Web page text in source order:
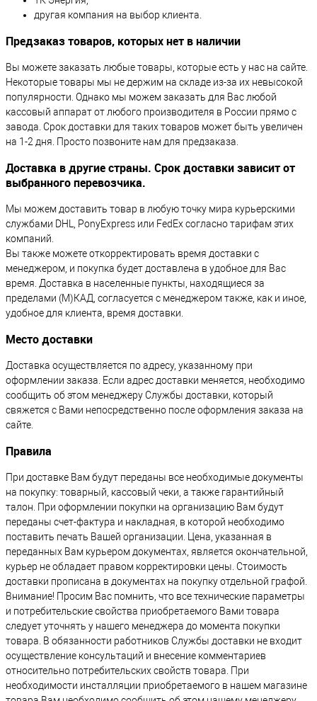
другая компания на выбор клиента.
Предзаказ товаров, которых нет в наличии
Вы можете заказать любые товары, которые есть у нас на сайте.
Некоторые товары мы не держим на складе из-за их невысокой
популярности. Однако мы можем заказать для Вас любой
кассовый аппарат от любого производителя в России прямо с
завода. Срок доставки для таких товаров может быть увеличен
на 1-2 дня. Просто позвоните нам для предзаказа.
Доставка в другие страны. Срок доставки зависит от
выбранного перевозчика.
Мы можем доставить товар в любую точку мира курьерскими
службами DHL, PonyExpress или FedEx согласно тарифам этих
компаний.
Вы также можете откорректировать время доставки с
менеджером, и покупка будет доставлена в удобное для Вас
время. Доставка в населенные пункты, находящиеся за
пределами (М)КАД, согласуется с менеджером также, как и иное,
удобное для клиента, время доставки.
Место доставки
Доставка осуществляется по адресу, указанному при
оформлении заказа. Если адрес доставки меняется, необходимо
сообщить об этом менеджеру Службы доставки, который
свяжется с Вами непосредственно после оформления заказа на
сайте.
Правила
При доставке Вам будут переданы все необходимые документы
на покупку: товарный, кассовый чеки, а также гарантийный
талон. При оформлении покупки на организацию Вам будут
переданы счет-фактура и накладная, в которой необходимо
поставить печать Вашей организации. Цена, указанная в
переданных Вам курьером документах, является окончательной,
курьер не обладает правом корректировки цены. Стоимость
доставки прописана в документах на покупку отдельной графой.
Внимание! Просим Вас помнить, что все технические параметры
и потребительские свойства приобретаемого Вами товара
следует уточнять у нашего менеджера до момента покупки
товара. В обязанности работников Службы доставки не входит
осуществление консультаций и внесение комментариев
относительно потребительских свойств товара. При
необходимости инсталляции приобретаемого в нашем магазине